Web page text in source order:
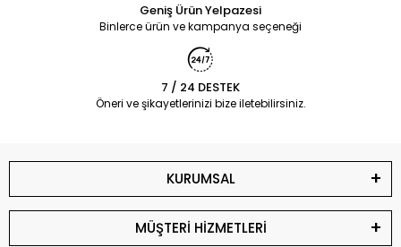
Geniş Ürün Yelpazesi
Binlerce ürün ve kampanya seçeneği
7 / 24 DESTEK
Öneri ve şikayetlerinizi bize iletebilirsiniz.
KURUMSAL
MÜŞTERİ HİZMETLERİ